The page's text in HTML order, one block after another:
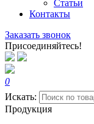
Статьи
Контакты
Заказать звонок
Присоединяйтесь!
0
Искать:
Продукция